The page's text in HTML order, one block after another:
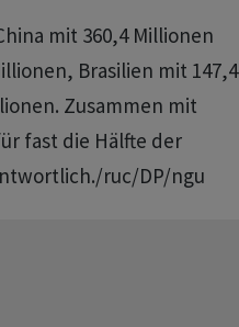
mit 360,4 Millionen
Brasilien mit 147,4
Zusammen mit
fast die Hälfte der
ruc/DP/ngu